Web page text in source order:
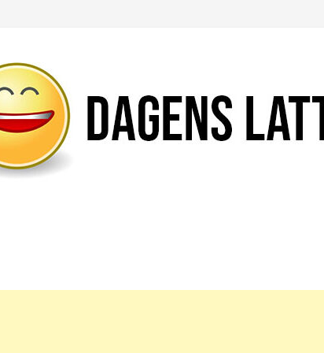
Likte du denne artikkelen?
DEL den gjerne!